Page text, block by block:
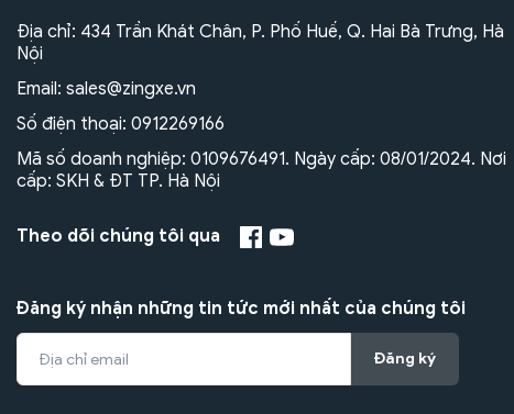
Địa chỉ: 434 Trần Khát Chân, P. Phố Huế, Q. Hai Bà Trưng, Hà
Nội
Email: sales@zingxe.vn
Số điện thoại: 0912269166
Mã số doanh nghiệp: 0109676491. Ngày cấp: 08/01/2024. Nơi
cấp: SKH & ĐT TP. Hà Nội
Theo dõi chúng tôi qua
Đăng ký nhận những tin tức mới nhất của chúng tôi
Đăng ký